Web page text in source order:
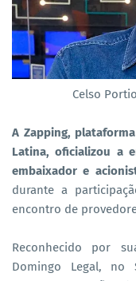
Celso
A Zapping,
Latina, oficializou a
embaixador e
durante a
encontro de
Reconhecido por
Domingo Legal, no